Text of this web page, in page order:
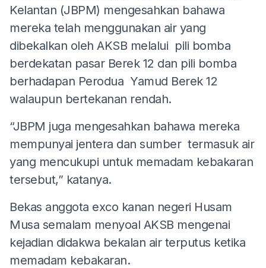
Kelantan (JBPM) mengesahkan bahawa
mereka telah menggunakan air yang
dibekalkan oleh AKSB melalui pili bomba
berdekatan pasar Berek 12 dan pili bomba
berhadapan Perodua Yamud Berek 12
walaupun bertekanan rendah.
“JBPM juga mengesahkan bahawa mereka
mempunyai jentera dan sumber termasuk air
yang mencukupi untuk memadam kebakaran
tersebut,” katanya.
Bekas anggota exco kanan negeri Husam
Musa semalam menyoal AKSB mengenai
kejadian didakwa bekalan air terputus ketika
memadam kebakaran.